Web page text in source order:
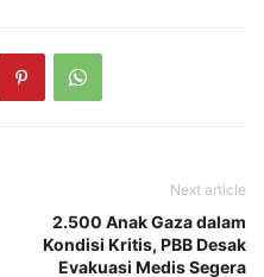
Next article
2.500 Anak Gaza dalam
Kondisi Kritis, PBB Desak
Evakuasi Medis Segera